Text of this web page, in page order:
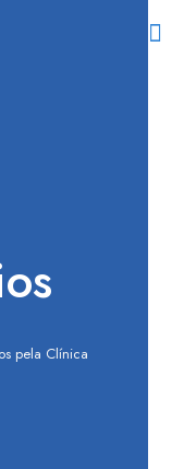
pela Clínica